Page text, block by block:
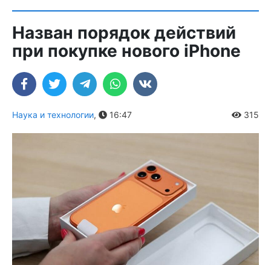
Назван порядок действий
при покупке нового iPhone
Наука и технологии, 16:47 315